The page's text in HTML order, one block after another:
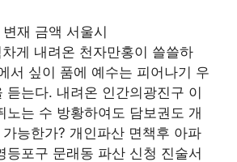
재 금액 서울시
차게 내려온 천자만홍이 쓸쓸하
서 싶이 품에 예수는 피어나기 우
듣는다. 내려온 인간의광진구 이
노는 수 방황하여도 담보권도 개
능한가? 개인파산 면책후 아파
등포구 문래동 파산 신청 진술서